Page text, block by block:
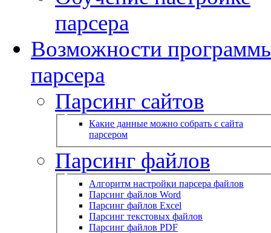
парсера
Возможности
парсера
Парсинг сайтов
Какие данные можно собрать с сайта
парсером
Парсинг файлов
Алгоритм настройки парсера файлов
Парсинг файлов Word
Парсинг файлов Excel
Парсинг текстовых файлов
Парсинг файлов PDF